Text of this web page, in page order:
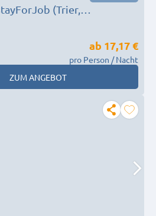
(Trier,
ab 17,17 €
pro Person / Nacht
ZUM ANGEBOT